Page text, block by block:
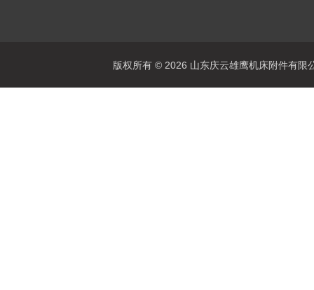
版权所有 © 2026 山东庆云雄鹰机床附件有